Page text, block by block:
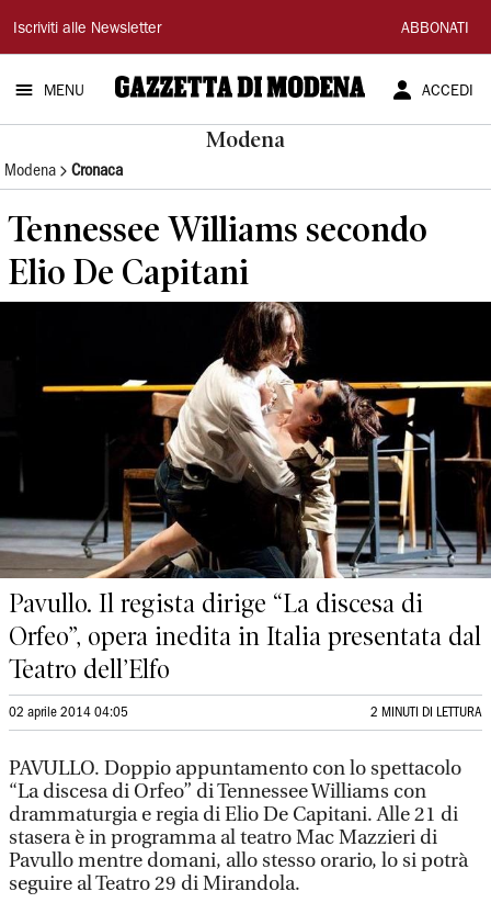
Gazzetta
di
Modena
Iscriviti alle Newsletter ABBONATI
MENU ACCEDI
Modena
Modena Cronaca
Tennessee Williams secondo
Elio De Capitani
Pavullo. Il regista dirige “La discesa di
Orfeo”, opera inedita in Italia presentata dal
Teatro dell’Elfo
02 aprile 2014 04:05 2 MINUTI DI LETTURA
PAVULLO. Doppio appuntamento con lo spettacolo
“La discesa di Orfeo” di Tennessee Williams con
drammaturgia e regia di Elio De Capitani. Alle 21 di
stasera è in programma al teatro Mac Mazzieri di
Pavullo mentre domani, allo stesso orario, lo si potrà
seguire al Teatro 29 di Mirandola.